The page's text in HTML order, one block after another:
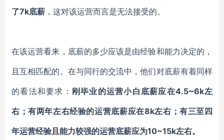
了7k底薪 ，这对该运营而言是无法接受的。
在该运营看来，底薪的多少应该是由经验和能力决定的，
且互相匹配的。在与同行的交流中，他们对底薪有着同样
的看法和要求： 刚毕业的运营小白底薪应在4.5~6k左
右；有两年左右经验的运营底薪应在8k左右；有三至四
年运营经验且能力较强的运营底薪应为10~15k左右。